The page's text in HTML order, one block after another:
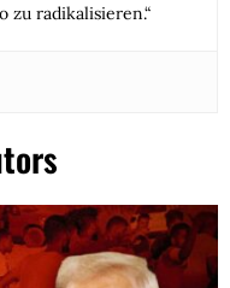
zu radikalisieren.“